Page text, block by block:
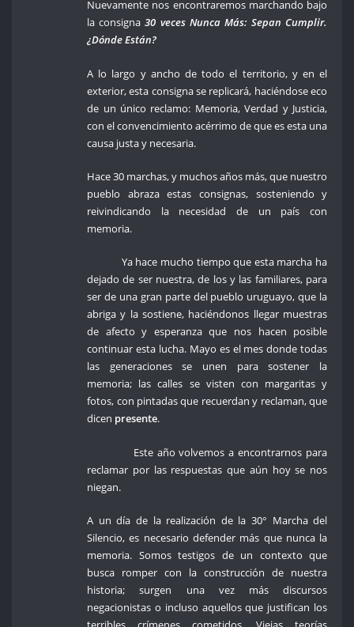
Nuevamente nos encontraremos marchando bajo
la consigna30 veces Nunca Más: Sepan Cumplir.
¿Dónde Están?
A lo largo y ancho de todo el territorio, y en el
exterior, esta consigna se replicará, haciéndose eco
de un único reclamo: Memoria, Verdad y Justicia,
con el convencimiento acérrimo de que es esta una
causa justa y necesaria.
Hace 30 marchas, y muchos años más, que nuestro
pueblo abraza estas consignas, sosteniendo y
reivindicando la necesidad de un país con
memoria.
Ya hace mucho tiempo que esta marcha ha
dejado de ser nuestra, de los y las familiares, para
ser de una gran parte del pueblo uruguayo, que la
abriga y la sostiene, haciéndonos llegar muestras
de afecto y esperanza que nos hacen posible
continuar esta lucha. Mayo es el mes donde todas
las generaciones se unen para sostener la
memoria; las calles se visten con margaritas y
fotos, con pintadas que recuerdan y reclaman, que
dicen presente.
Este año volvemos a encontrarnos para
reclamar por las respuestas que aún hoy se nos
niegan.
A un día de la realización de la 30° Marcha del
Silencio, es necesario defender más que nunca la
memoria. Somos testigos de un contexto que
busca romper con la construcción de nuestra
historia; surgen una vez más discursos
negacionistas o incluso aquellos que justifican los